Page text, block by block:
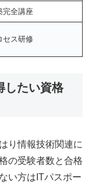
完全講座
セス研修
したい資格
り情報技術関連に
の受験者数と合格
い方はITパスポー